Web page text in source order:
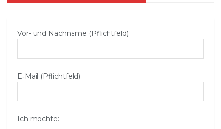
Vor- und Nachname (Pflichtfeld)
E‑Mail (Pflichtfeld)
Ich möchte: